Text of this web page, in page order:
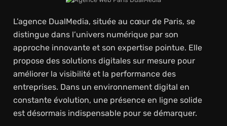
L’agence DualMedia, située au cœur de Paris, se
distingue dans l’univers numérique par son
approche innovante et son expertise pointue. Elle
propose des solutions digitales sur mesure pour
améliorer la visibilité et la performance des
entreprises. Dans un environnement digital en
constante évolution, une présence en ligne solide
est désormais indispensable pour se démarquer.